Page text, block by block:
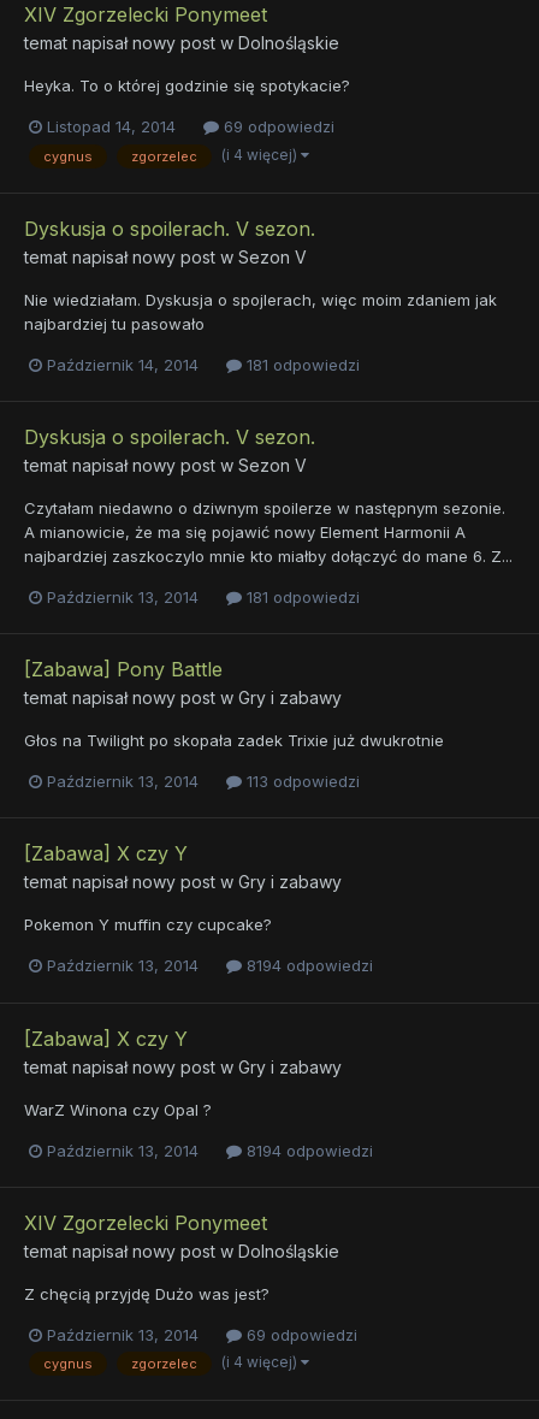
XIV Zgorzelecki Ponymeet
temat napisał nowy post w Dolnośląskie
Heyka. To o której godzinie się spotykacie?
Listopad 14, 2014 69 odpowiedzi
cygnus zgorzelec (i 4 więcej)
Dyskusja o spoilerach. V sezon.
temat napisał nowy post w Sezon V
Nie wiedziałam. Dyskusja o spojlerach, więc moim zdaniem jak
najbardziej tu pasowało
Październik 14, 2014 181 odpowiedzi
Dyskusja o spoilerach. V sezon.
temat napisał nowy post w Sezon V
Czytałam niedawno o dziwnym spoilerze w następnym sezonie.
A mianowicie, że ma się pojawić nowy Element Harmonii A
najbardziej zaszkoczylo mnie kto miałby dołączyć do mane 6. Z...
Październik 13, 2014 181 odpowiedzi
[Zabawa] Pony Battle
temat napisał nowy post w Gry i zabawy
Głos na Twilight po skopała zadek Trixie już dwukrotnie
Październik 13, 2014 113 odpowiedzi
[Zabawa] X czy Y
temat napisał nowy post w Gry i zabawy
Pokemon Y muffin czy cupcake?
Październik 13, 2014 8194 odpowiedzi
[Zabawa] X czy Y
temat napisał nowy post w Gry i zabawy
WarZ Winona czy Opal ?
Październik 13, 2014 8194 odpowiedzi
XIV Zgorzelecki Ponymeet
temat napisał nowy post w Dolnośląskie
Z chęcią przyjdę Dużo was jest?
Październik 13, 2014 69 odpowiedzi
cygnus zgorzelec (i 4 więcej)